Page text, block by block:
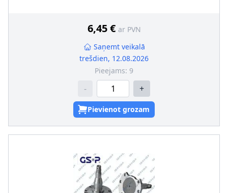
6,45 € ar PVN
Saņemt veikalā
trešdien, 12.08.2026
Pieejams: 9
- +
Pievienot grozam